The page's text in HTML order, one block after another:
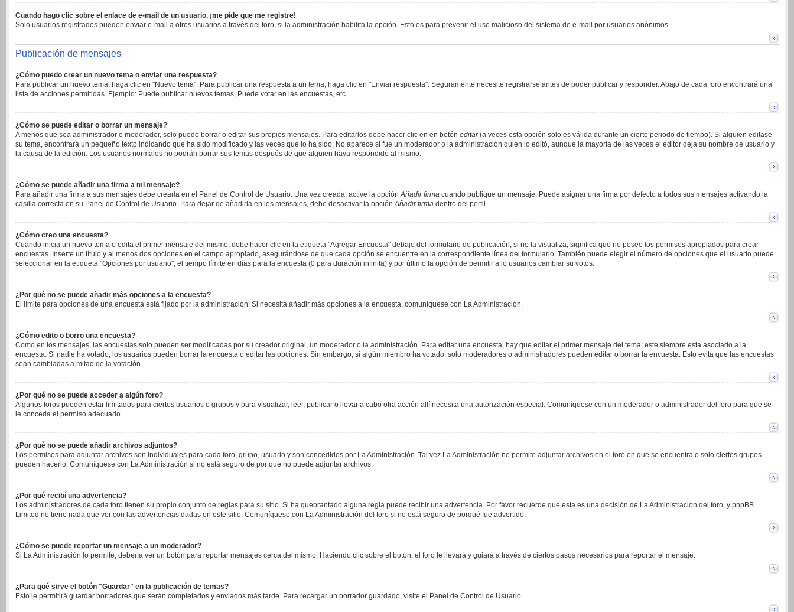
Cuando hago clic sobre el enlace de e-mail de un usuario, ¡me pide que me registre!
Solo usuarios registrados pueden enviar e-mail a otros usuarios a través del foro, si la administración habilita la opción. Esto es para prevenir el uso malicioso del sistema de e-mail por usuarios anónimos.
Publicación de mensajes
¿Cómo puedo crear un nuevo tema o enviar una respuesta?
Para publicar un nuevo tema, haga clic en "Nuevo tema". Para publicar una respuesta a un tema, haga clic en "Enviar respuesta". Seguramente necesite registrarse antes de poder publicar y responder. Abajo de cada foro encontrará una
lista de acciones permitidas. Ejemplo: Puede publicar nuevos temas, Puede votar en las encuestas, etc.
¿Cómo se puede editar o borrar un mensaje?
A menos que sea administrador o moderador, solo puede borrar o editar sus propios mensajes. Para editarlos debe hacer clic en en botón editar(a veces esta opción solo es válida durante un cierto periodo de tiempo). Si alguien editase
su tema, encontrará un pequeño texto indicando que ha sido modificado y las veces que lo ha sido. No aparece si fue un moderador o la administración quién lo editó, aunque la mayoría de las veces el editor deja su nombre de usuario y
la causa de la edición. Los usuarios normales no podrán borrar sus temas después de que alguien haya respondido al mismo.
¿Cómo se puede añadir una firma a mi mensaje?
Para añadir una firma a sus mensajes debe crearla en el Panel de Control de Usuario. Una vez creada, active la opciónAñadir firma cuando publique un mensaje. Puede asignar una firma por defecto a todos sus mensajes activando la
casilla correcta en su Panel de Control de Usuario. Para dejar de añadirla en los mensajes, debe desactivar la opciónAñadir firma dentro del perfil.
¿Cómo creo una encuesta?
Cuando inicia un nuevo tema o edita el primer mensaje del mismo, debe hacer clic en la etiqueta "Agregar Encuesta" debajo del formulario de publicación; si no la visualiza, significa que no posee los permisos apropiados para crear
encuestas. Inserte un título y al menos dos opciones en el campo apropiado, asegurándose de que cada opción se encuentre en la correspondiente línea del formulario. También puede elegir el número de opciones que el usuario puede
seleccionar en la etiqueta "Opciones por usuario", el tiempo límite en días para la encuesta (0 para duración infinita) y por último la opción de permitir a lo usuarios cambiar su votos.
¿Por qué no se puede añadir más opciones a la encuesta?
El límite para opciones de una encuesta está fijado por la administración. Si necesita añadir más opciones a la encuesta, comuníquese con La Administración.
¿Cómo edito o borro una encuesta?
Como en los mensajes, las encuestas solo pueden ser modificadas por su creador original, un moderador o la administración. Para editar una encuesta, hay que editar el primer mensaje del tema; este siempre esta asociado a la
encuesta. Si nadie ha votado, los usuarios pueden borrar la encuesta o editar las opciones. Sin embargo, si algún miembro ha votado, solo moderadores o administradores pueden editar o borrar la encuesta. Esto evita que las encuestas
sean cambiadas a mitad de la votación.
¿Por qué no se puede acceder a algún foro?
Algunos foros pueden estar limitados para ciertos usuarios o grupos y para visualizar, leer, publicar o llevar a cabo otra acción allí necesita una autorización especial. Comuníquese con un moderador o administrador del foro para que se
le conceda el permiso adecuado.
¿Por qué no se puede añadir archivos adjuntos?
Los permisos para adjuntar archivos son individuales para cada foro, grupo, usuario y son concedidos por La Administración. Tal vez La Administración no permite adjuntar archivos en el foro en que se encuentra o solo ciertos grupos
pueden hacerlo. Comuníquese con La Administración si no está seguro de por qué no puede adjuntar archivos.
¿Por qué recibí una advertencia?
Los administradores de cada foro tienen su propio conjunto de reglas para su sitio. Si ha quebrantado alguna regla puede recibir una advertencia. Por favor recuerde que esta es una decisión de La Administración del foro, y phpBB
Limited no tiene nada que ver con las advertencias dadas en este sitio. Comuníquese con La Administración del foro si no está seguro de porqué fue advertido.
¿Cómo se puede reportar un mensaje a un moderador?
Si La Administración lo permite, debería ver un botón para reportar mensajes cerca del mismo. Haciendo clic sobre el botón, el foro le llevará y guiará a través de ciertos pasos necesarios para reportar el mensaje.
¿Para qué sirve el botón "Guardar" en la publicación de temas?
Esto le permitirá guardar borradores que serán completados y enviados más tarde. Para recargar un borrador guardado, visite el Panel de Control de Usuario.